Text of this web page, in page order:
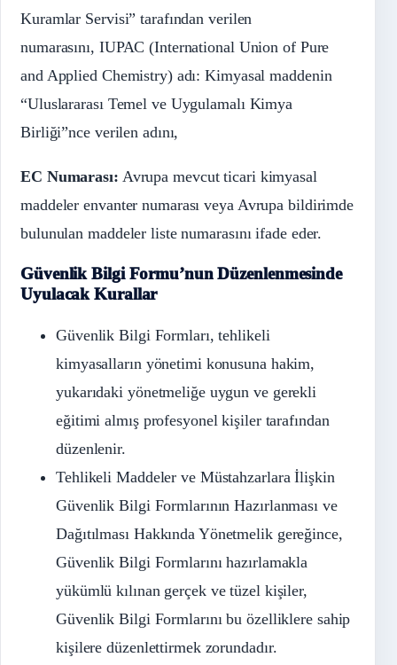
Kuramlar Servisi” tarafından verilen
numarasını, IUPAC (International Union of Pure
and Applied Chemistry) adı: Kimyasal maddenin
“Uluslararası Temel ve Uygulamalı Kimya
Birliği”nce verilen adını,
EC Numarası: Avrupa mevcut ticari kimyasal
maddeler envanter numarası veya Avrupa bildirimde
bulunulan maddeler liste numarasını ifade eder.
Güvenlik Bilgi Formu’nun Düzenlenmesinde
Uyulacak Kurallar
Güvenlik Bilgi Formları, tehlikeli
kimyasalların yönetimi konusuna hakim,
yukarıdaki yönetmeliğe uygun ve gerekli
eğitimi almış profesyonel kişiler tarafından
düzenlenir.
Tehlikeli Maddeler ve Müstahzarlara İlişkin
Güvenlik Bilgi Formlarının Hazırlanması ve
Dağıtılması Hakkında Yönetmelik gereğince,
Güvenlik Bilgi Formlarını hazırlamakla
yükümlü kılınan gerçek ve tüzel kişiler,
Güvenlik Bilgi Formlarını bu özelliklere sahip
kişilere düzenlettirmek zorundadır.